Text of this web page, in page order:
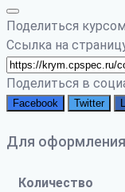
Поделиться курсом
Ссылка на
Поделиться в
Facebook Twitter
Для оформления
Количество